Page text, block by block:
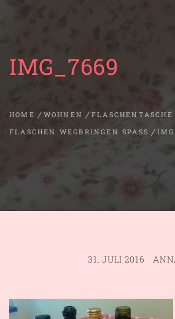
IMG_7669
HOME WOHNEN
FLASCHEN WEGBRINGEN SPASS
31. JULI 2016